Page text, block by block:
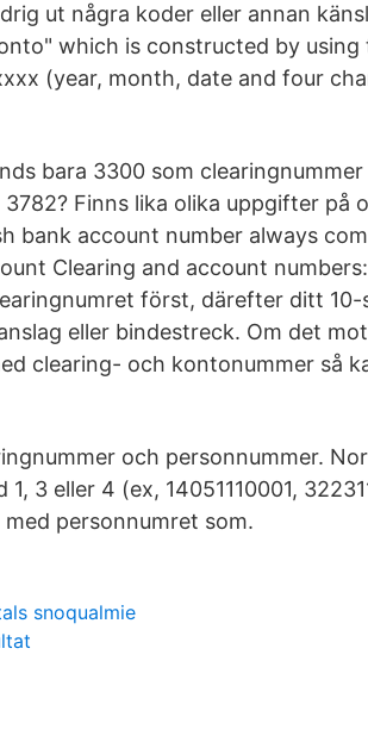
ut några koder eller annan
which is constructed by using
(year, month, date and four
bara 3300 som
3782? Finns lika olika uppgifter på
bank account number always
Clearing and account
först, därefter ditt
eller bindestreck. Om det
clearing- och kontonummer så
och personnummer.
3 eller 4 (ex, 14051110001,
med personnumret som.
snoqualmie